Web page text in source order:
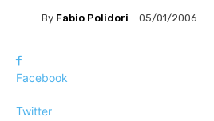
By Fabio Polidori 05/01/2006
Facebook
Twitter